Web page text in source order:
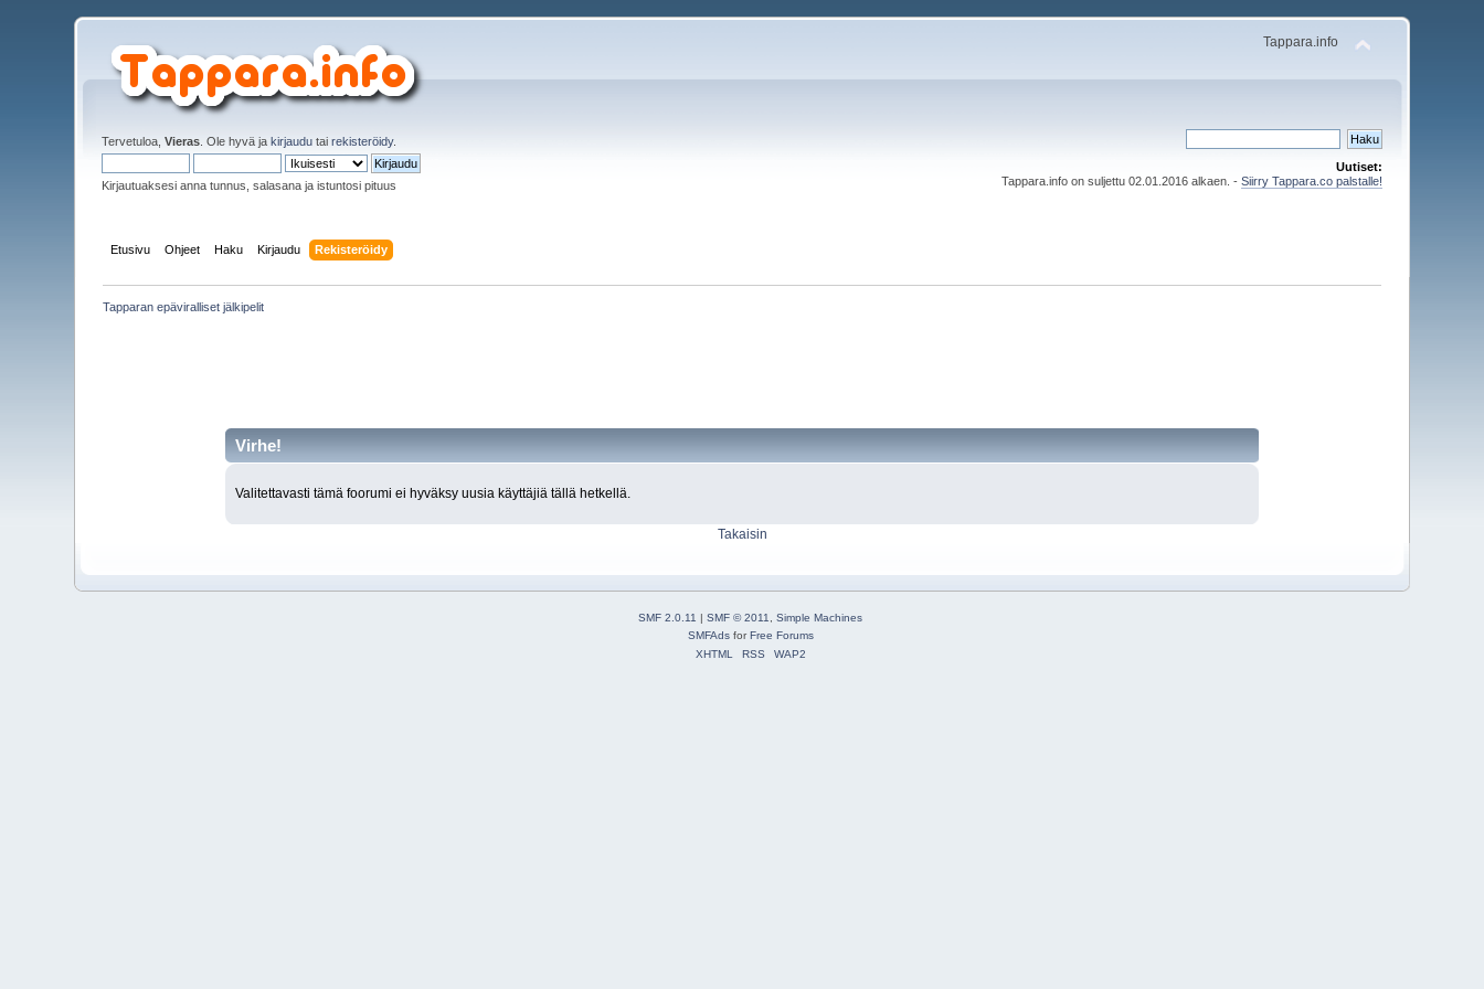
Tappara.info
Tervetuloa,Vieras . Ole hyvä jakirjaudu tairekisteröidy.
Kirjautuaksesi anna tunnus, salasana ja istuntosi pituus
Uutiset:
Tappara.info on suljettu 02.01.2016 alkaen. - Siirry Tappara.co palstalle!
Etusivu Ohjeet Haku Kirjaudu Rekisteröidy
Tapparan epäviralliset jälkipelit
Virhe!
Valitettavasti tämä foorumi ei hyväksy uusia käyttäjiä tällä hetkellä.
Takaisin
SMF 2.0.11 | SMF © 2011
Simple Machines
SMFAdsforFree Forums
XHTML
RSS WAP2